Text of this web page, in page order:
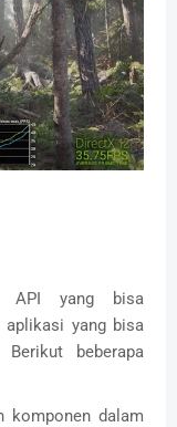
API yang bisa
aplikasi yang bisa
beberapa
komponen dalam